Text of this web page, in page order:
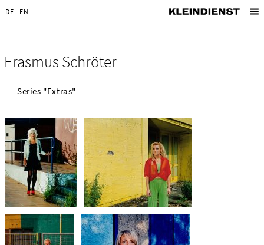
DE EN
Erasmus Schröter
Series "Extras"